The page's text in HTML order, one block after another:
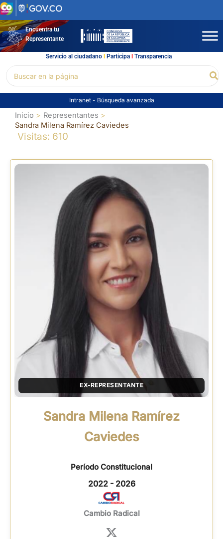
Ir
al
contenidoEncuentra tu
Representante
Servicio al ciudadano l Participal Transparencia
por:
Intranet - Búsqueda avanzada
Inicio
Representantes
Sandra Milena Ramírez Caviedes
Visitas: 610
EX-REPRESENTANTE
Sandra Milena Ramírez
Caviedes
Período Constitucional
2022 - 2026
Cambio Radical